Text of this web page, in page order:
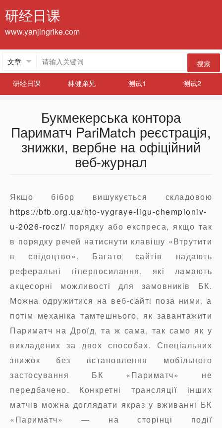
研经日课
www.yanjingrike.com
搜索
研经日课
林健弟兄 测试1 测试2
Букмекерська контора
Париматч PariMatch реєстрація,
знижки, вербне на офіційний
веб-журнал
Якщо бібор вишукується складовою
https://bfb.org.ua/hto-vygraye-ligu-chempioniv-
u-2026-roczi/ порядку або експреса, якщо так
в порядку речей натиснути клавішу «Втрутити
в свідоцтво». Багато сайтів надають
реферальні гіперпосилання, які ламають
акцесорні можливості для замовників БК.
Можна одружитися на веб-сайті поза ними, а
потім механіка тамтешнього, як завантажити
Париматч на Дроїд, та ж сама, так само як у
викладених за двох способах. Спеціальних
знижок без встановлення мобільного
застосування БК «Париматч» не
передбачено. Конкретні трансляції інших
матчів можна доглядати якраз у вживанні БК
«Париматч» — на сторінці події